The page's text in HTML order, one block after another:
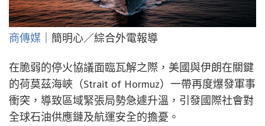
商傳媒 ｜簡明心／綜合外電報導
在脆弱的停火協議面臨瓦解之際，美國與伊朗在關鍵
的荷莫茲海峽（Strait of Hormuz）一帶再度爆發軍事
衝突，導致區域緊張局勢急遽升溫，引發國際社會對
全球石油供應鏈及航運安全的擔憂。